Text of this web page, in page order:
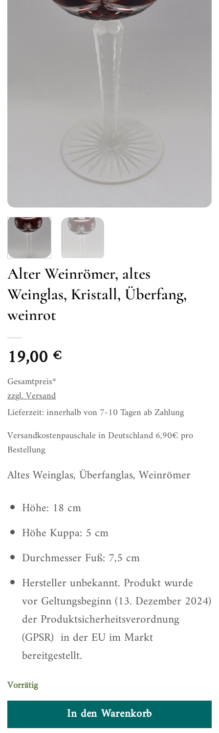
Alter Weinrömer, altes
Weinglas, Kristall, Überfang,
weinrot
19,00 €
Gesamtpreis*
zzgl.Versand
Lieferzeit: innerhalb von 7-10 Tagen ab Zahlung
Versandkostenpauschale in Deutschland 6,90€ pro
Bestellung
Altes Weinglas, Überfanglas, Weinrömer
Höhe: 18 cm
Höhe Kuppa: 5 cm
Durchmesser Fuß: 7,5 cm
Hersteller unbekannt. Produkt wurde
vor Geltungsbeginn (13. Dezember 2024)
der Produktsicherheitsverordnung
(GPSR) in der EU im Markt
bereitgestellt.
Vorrätig
In den Warenkorb